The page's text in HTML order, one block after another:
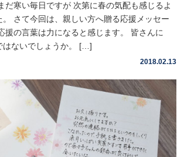
だ寒い毎日ですが 次第に春の気配も感じるよ
。 さて今回は、親しい方へ贈る応援メッセー
援の言葉は力になると感じます。 皆さんに
はないでしょうか。 […]
2018.02.13